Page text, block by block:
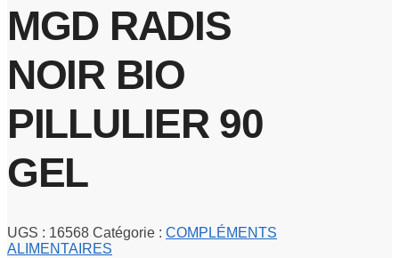
MGD RADIS
NOIR BIO
PILLULIER 90
GEL
UGS : 16568 Catégorie : COMPLÉMENTS
ALIMENTAIRES